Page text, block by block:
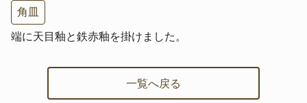
角皿
端に天目釉と鉄赤釉を掛けました。
一覧へ戻る